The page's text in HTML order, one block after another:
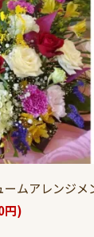
ムアレンジメ
円)